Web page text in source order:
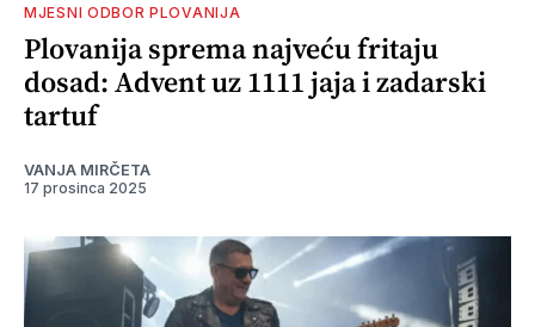
MJESNI ODBOR PLOVANIJA
Plovanija sprema najveću fritaju
dosad: Advent uz 1111 jaja i zadarski
tartuf
VANJA MIRČETA
17 prosinca 2025